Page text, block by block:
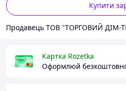
Купити
Продавець ТОВ "ТОРГОВИЙ ДІМ-
Картка Rozetka
Оформлюй